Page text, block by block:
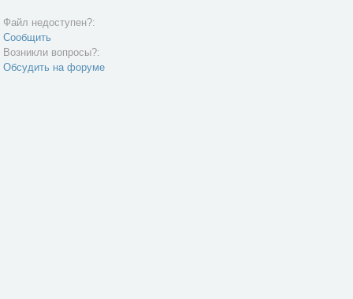
Файл недоступен?:
Сообщить
Возникли вопросы?:
Обсудить на форуме